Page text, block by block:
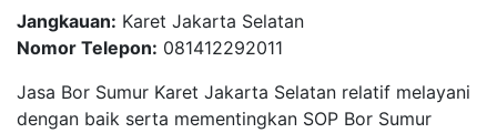
Jangkauan: Karet Jakarta Selatan
Nomor Telepon: 081412292011
Jasa Bor Sumur Karet Jakarta Selatan relatif melayani
dengan baik serta mementingkan SOP Bor Sumur